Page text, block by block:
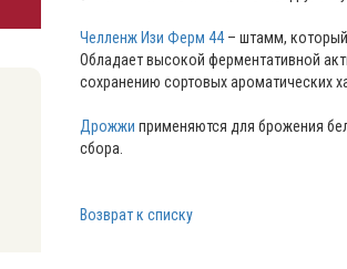
Челленж Изи Ферм 44– штамм, который
Обладает высокой ферментативной
сохранению сортовых ароматических
Дрожжи применяются для брожения
сбора.
Возврат к списку